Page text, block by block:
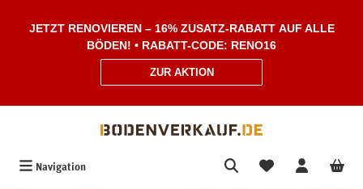
JETZT RENOVIEREN – 16% ZUSATZ-RABATT AUF ALLE
BÖDEN! • RABATT-CODE: RENO16
ZUR AKTION
Navigation